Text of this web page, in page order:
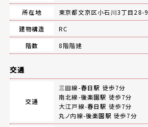
所在地
東京都文京区小石川3丁目28-9
建物構造
RC
階数
8階階建
交通
交通
三田線-春日駅 徒歩7分
南北線-後楽園駅 徒歩7分
大江戸線-春日駅 徒歩7分
丸ノ内線-後楽園駅 徒歩7分